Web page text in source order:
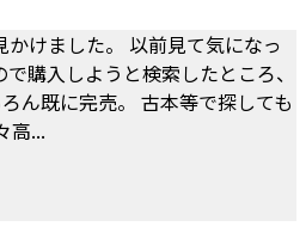
けました。 以前見て気になっ
購入しようと検索したところ、
ん既に完売。 古本等で探しても
高...